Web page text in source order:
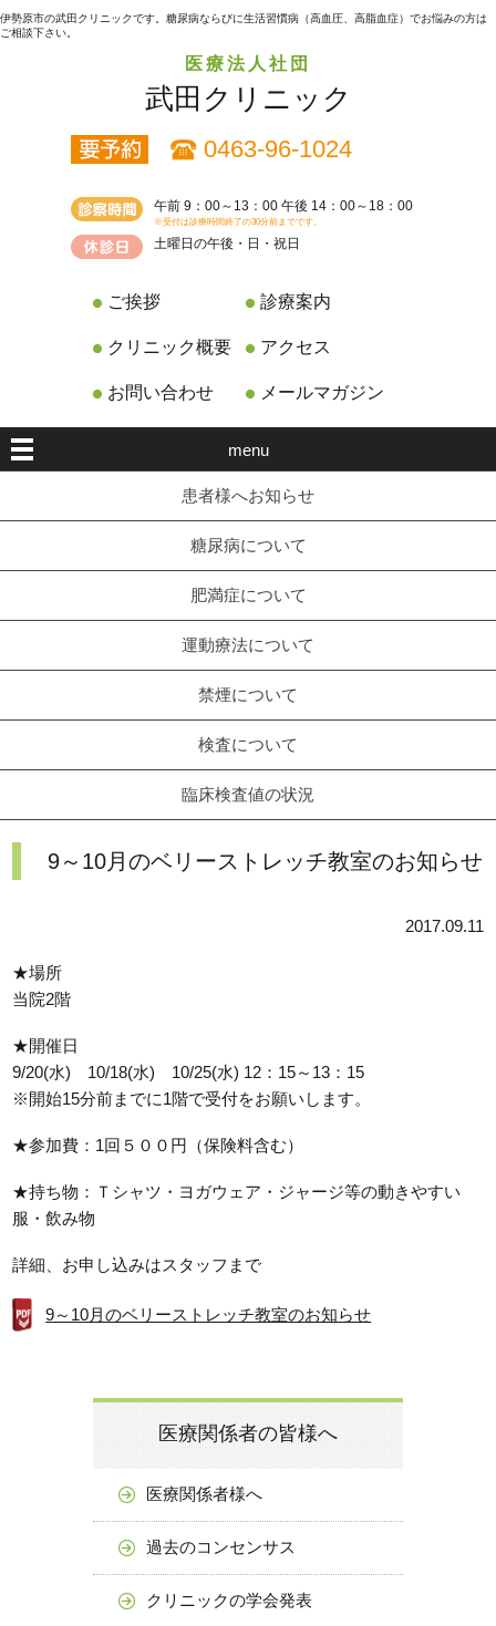
伊勢原市の武田クリニックです。糖尿病ならびに生活習慣病（高血圧、高脂血症）でお悩みの方は
ご相談下さい。
医療法人社団
武田クリニック
0463-96-1024
午前 9：00～13：00 午後 14：00～18：00
※受付は診療時間終了の30分前までです。
土曜日の午後・日・祝日
ご挨拶 診療案内
クリニック概要 アクセス
お問い合わせ メールマガジン
menu
患者様へお知らせ
糖尿病について
肥満症について
運動療法について
禁煙について
検査について
臨床検査値の状況
9～10月のベリーストレッチ教室のお知らせ
2017.09.11
★場所
当院2階
★開催日
9/20(水) 10/18(水) 10/25(水) 12：15～13：15
※開始15分前までに1階で受付をお願いします。
★参加費：1回５００円（保険料含む）
★持ち物：Ｔシャツ・ヨガウェア・ジャージ等の動きやすい
服・飲み物
詳細、お申し込みはスタッフまで
9～10月のベリーストレッチ教室のお知らせ
医療関係者の皆様へ
医療関係者様へ
過去のコンセンサス
クリニックの学会発表